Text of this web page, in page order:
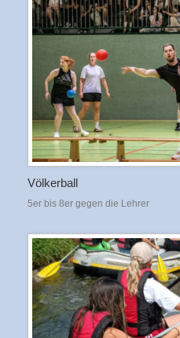
Völkerball
5er bis 8er gegen die Lehrer